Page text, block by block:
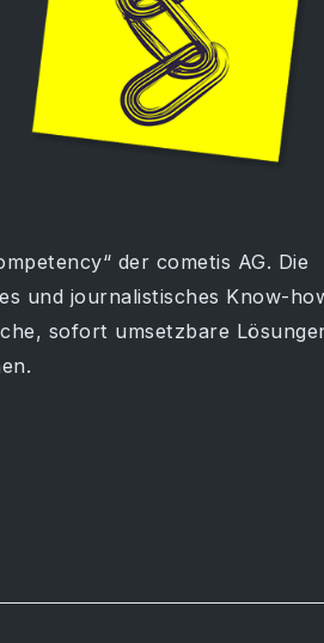
der cometis AG. Die
und journalistisches Know-
sofort umsetzbare